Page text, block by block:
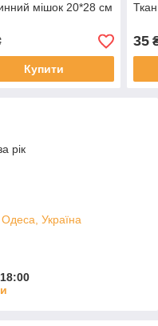
мішок 20*28 см
Купити
35
рік
Одеса, Україна